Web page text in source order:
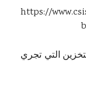
https://
التي تجري